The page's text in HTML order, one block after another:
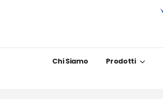
Chi Siamo Prodotti